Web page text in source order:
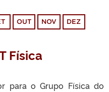
OUT NOV DEZ
Física
para o Grupo Física do